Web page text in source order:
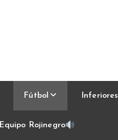
Fútbol Inferiores
Equipo Rojinegro